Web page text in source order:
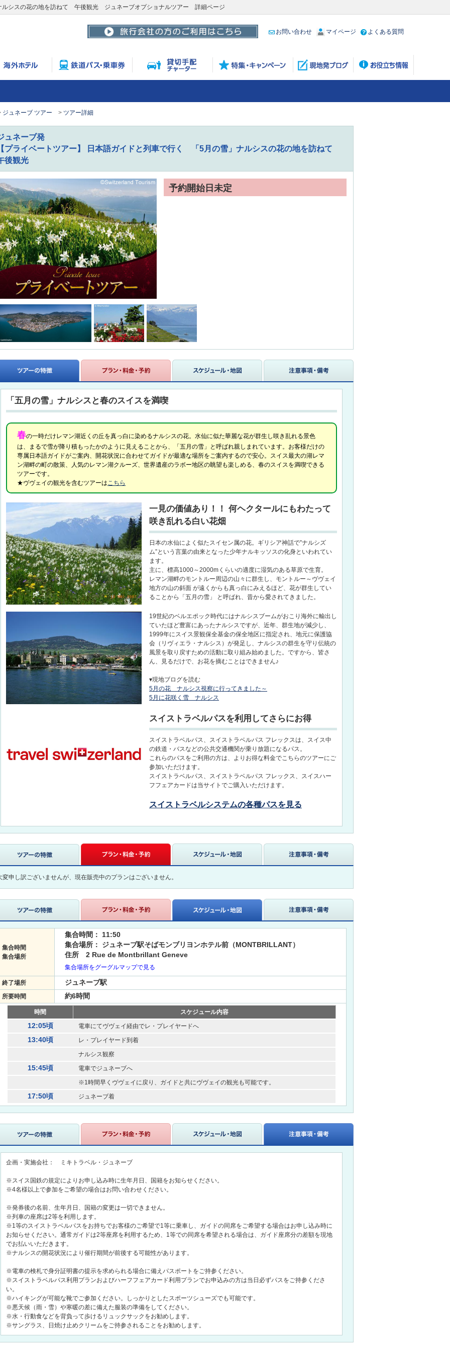
ルシスの花の地を訪ねて 午後観光 ジュネーブオプショナルツアー 詳細ページ
お問い合わせ マイページ よくある質問
ジュネーブ ツアー ツアー詳細
ュネーブ発
【プライベートツアー】 日本語ガイドと列車で行く 「5月の雪」ナルシスの花の地を訪ねて
後観光
予約開始日未定
「五月の雪」ナルシスと春のスイスを満喫
春の一時だけレマン湖近くの丘を真っ白に染めるナルシスの花。水仙に似た華麗な花が群生し咲き乱れる景色
は、まるで雪が降り積もったかのように見えることから、「五月の雪」と呼ばれ親しまれています。お客様だけの
専属日本語ガイドがご案内、開花状況に合わせてガイドが最適な場所をご案内するので安心。スイス最大の湖レマ
ン湖畔の町の散策、人気のレマン湖クルーズ、世界遺産のラボー地区の眺望も楽しめる、春のスイスを満喫できる
ツアーです。
★ヴヴェイの観光を含むツアーはこちら
一見の価値あり！！ 何ヘクタールにもわたって
咲き乱れる白い花畑
日本の水仙によく似たスイセン属の花。ギリシア神話で”ナルシズ
ム”という言葉の由来となった少年ナルキッソスの化身といわれてい
ます。
主に、標高1000～2000mくらいの適度に湿気のある草原で生育。
レマン湖畔のモントルー周辺の山々に群生し、モントルー～ヴヴェイ
地方の山の斜面 が遠くからも真っ白にみえるほど、花が群生してい
ることから「五月の雪」 と呼ばれ、昔から愛されてきました。
19世紀のベルエポック時代にはナルシスブームがおこり海外に輸出し
ていたほど豊富にあったナルシスですが、近年、群生地が減少し、
1999年にスイス景観保全基金の保全地区に指定され、地元に保護協
会（リヴィエラ・ナルシス）が発足し、ナルシスの群生を守り伝統の
風景を取り戻すための活動に取り組み始めました。ですから、皆さ
ん、見るだけで、お花を摘むことはできません♪
▾現地ブログを読む
5月の花 ナルシス視察に行ってきました～
5月に花咲く雪 ナルシス
スイストラベルパスを利用してさらにお得
スイストラベルパス、スイストラベルパス フレックスは、スイス中
の鉄道・バスなどの公共交通機関が乗り放題になるパス。
これらのパスをご利用の方は、よりお得な料金でこちらのツアーにご
参加いただけます。
スイストラベルパス、スイストラベルパス フレックス、スイスハー
フフェアカードは当サイトでご購入いただけます。
スイストラベルシステムの各種パスを見る
変申し訳ございませんが、現在販売中のプランはございません。
集合時間
集合場所
集合時間： 11:50
集合場所： ジュネーブ駅そばモンブリヨンホテル前（MONTBRILLANT）
住所 2 Rue de Montbrillant Geneve
集合場所をグーグルマップで見る
終了場所 ジュネーブ駅
所要時間 約6時間
時間 スケジュール内容
12:05頃 電車にてヴヴェイ経由でレ・プレイヤードへ
13:40頃
レ・プレイヤード到着
ナルシス観察
15:45頃
電車でジュネーブへ
※1時間早くヴヴェイに戻り、ガイドと共にヴヴェイの観光も可能です。
17:50頃 ジュネーブ着
企画・実施会社： ミキトラベル・ジュネーブ
※スイス国鉄の規定によりお申し込み時に生年月日、国籍をお知らせください。
※4名様以上で参加をご希望の場合はお問い合わせください。
※発券後の名前、生年月日、国籍の変更は一切できません。
※列車の座席は2等を利用します。
※1等のスイストラベルパスをお持ちでお客様のご希望で1等に乗車し、ガイドの同席をご希望する場合はお申し込み時に
お知らせください。通常ガイドは2等座席を利用するため、1等での同席を希望される場合は、ガイド座席分の差額を現地
でお払いいただきます。
※ナルシスの開花状況により催行期間が前後する可能性があります。
※電車の検札で身分証明書の提示を求められる場合に備えパスポートをご持参ください。
※スイストラベルパス利用プランおよびハーフフェアカード利用プランでお申込みの方は当日必ずパスをご持参くださ
い。
※ハイキングが可能な靴でご参加ください。しっかりとしたスポーツシューズでも可能です。
※悪天候（雨・雪）や寒暖の差に備えた服装の準備をしてください。
※水・行動食などを背負って歩けるリュックサックをお勧めします。
※サングラス、日焼け止めクリームをご持参されることをお勧めします。